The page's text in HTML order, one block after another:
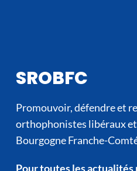
SROBFC
Promouvoir, défendre et
orthophonistes libéraux
Bourgogne Franche-
Pour toutes les actualités